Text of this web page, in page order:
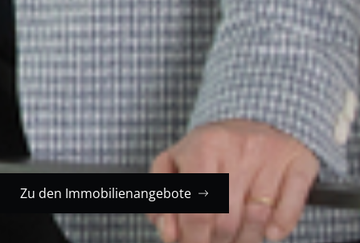
Altbauten – bei mir finden Sie Ihr ideales Zuhause.
Professionelle Beratung: Ich stehe Ihnen zur Seite,
um Sie durch den gesamten Verkaufsprozess zu
begleiten. Ich nehme mir die notwendige Zeit, um
Ihre Anforderungen zu verstehen und Ihnen
maßgeschneiderte Lösungen anzubieten. Von der
Immobilienbewertung bis hin zum Verkauf.
Zu den Immobilienangebote